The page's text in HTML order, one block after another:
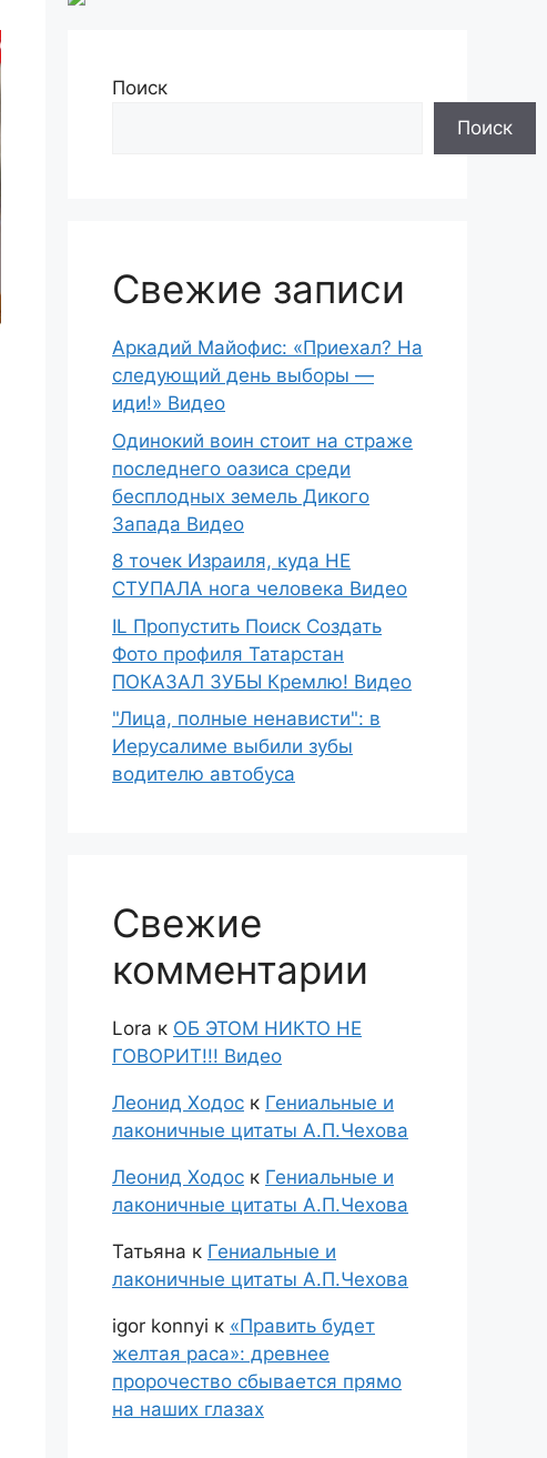
Поиск
Поиск
Свежие записи
Аркадий Майофис: «Приехал? На
следующий день выборы —
иди!» Видео
Одинокий воин стоит на страже
последнего оазиса среди
бесплодных земель Дикого
Запада Видео
8 точек Израиля, куда НЕ
СТУПАЛА нога человека Видео
IL Пропустить Поиск Создать
Фото профиля Татарстан
ПОКАЗАЛ ЗУБЫ Кремлю! Видео
"Лица, полные ненависти": в
Иерусалиме выбили зубы
водителю автобуса
Свежие
комментарии
Lora к ОБ ЭТОМ НИКТО НЕ
ГОВОРИТ!!! Видео
Леонид Ходос к Гениальные и
лаконичные цитаты А.П.Чехова
Леонид Ходос к Гениальные и
лаконичные цитаты А.П.Чехова
Татьяна к Гениальные и
лаконичные цитаты А.П.Чехова
igor konnyi к «Править будет
желтая раса»: древнее
пророчество сбывается прямо
на наших глазах